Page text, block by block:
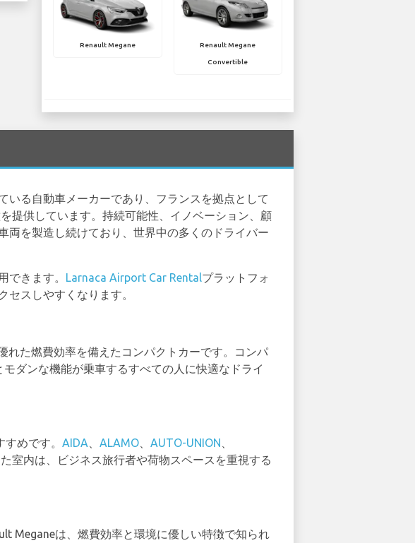
Renault Megane Renault Megane
Convertible
いる自動車メーカーであり、フランスを拠点として
提供しています。持続可能性、イノベーション、顧
両を製造し続けており、世界中の多くのドライバー
できます。 Larnaca Airport Car Rentalプラットフォ
スしやすくなります。
れた燃費効率を備えたコンパクトカーです。コンパ
ダンな機能が乗車するすべての人に快適なドライ
めです。 AIDA ALAMO AUTO-UNION
室内は、ビジネス旅行者や荷物スペースを重視する
Meganeは、燃費効率と環境に優しい特徴で知られ